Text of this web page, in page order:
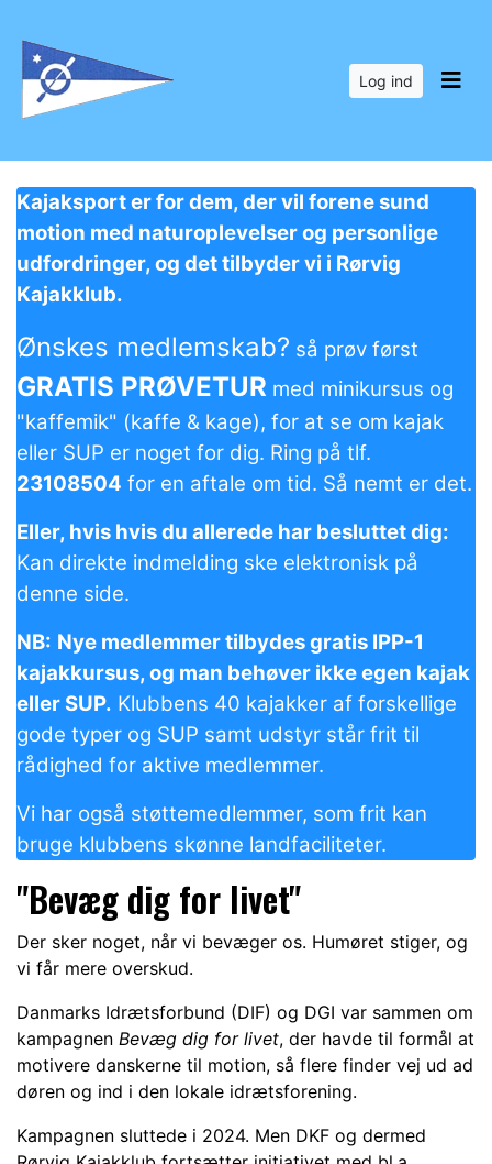
Log ind
Kajaksport er for dem, der vil forene sund
motion med naturoplevelser og personlige
udfordringer, og det tilbyder vi i Rørvig
Kajakklub.
Ønskes medlemskab? så prøv først
GRATIS PRØVETUR med minikursus og
"kaffemik" (kaffe & kage), for at se om kajak
eller SUP er noget for dig. Ring på tlf.
23108504 for en aftale om tid. Så nemt er det.
Eller, hvis hvis du allerede har besluttet dig:
Kan direkte indmelding ske elektronisk på
denne side.
NB: Nye medlemmer tilbydes gratis IPP-1
kajakkursus, og man behøver ikke egen kajak
eller SUP. Klubbens 40 kajakker af forskellige
gode typer og SUP samt udstyr står frit til
rådighed for aktive medlemmer.
Vi har også støttemedlemmer, som frit kan
bruge klubbens skønne landfaciliteter.
"Bevæg dig for livet"
Der sker noget, når vi bevæger os. Humøret stiger, og
vi får mere overskud.
Danmarks Idrætsforbund (DIF) og DGI var sammen om
kampagnen Bevæg dig for livet, der havde til formål at
motivere danskerne til motion, så flere finder vej ud ad
døren og ind i den lokale idrætsforening.
Kampagnen sluttede i 2024. Men DKF og dermed